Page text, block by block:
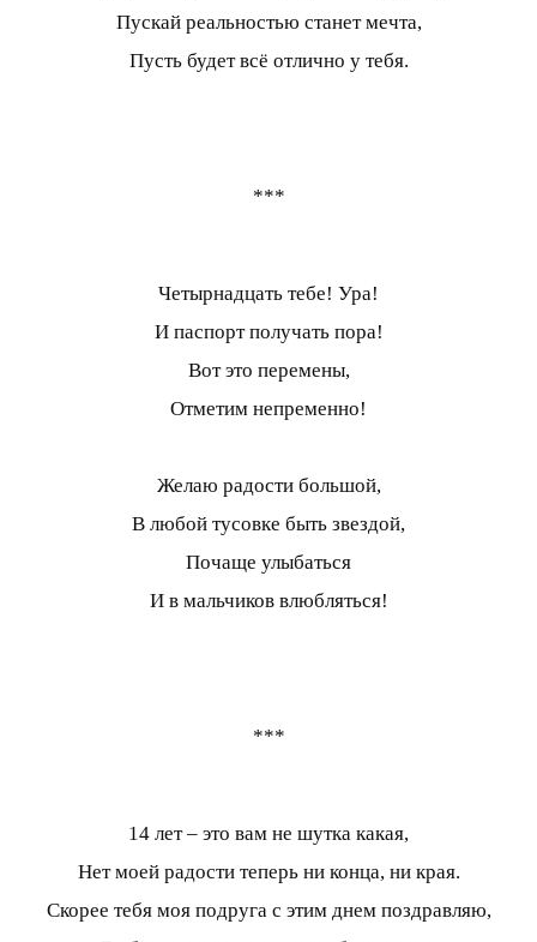
Пускай реальностью станет мечта,
Пусть будет всё отлично у тебя.
***
Четырнадцать тебе! Ура!
И паспорт получать пора!
Вот это перемены,
Отметим непременно!
Желаю радости большой,
В любой тусовке быть звездой,
Почаще улыбаться
И в мальчиков влюбляться!
***
14 лет – это вам не шутка какая,
Нет моей радости теперь ни конца, ни края.
Скорее тебя моя подруга с этим днем поздравляю,